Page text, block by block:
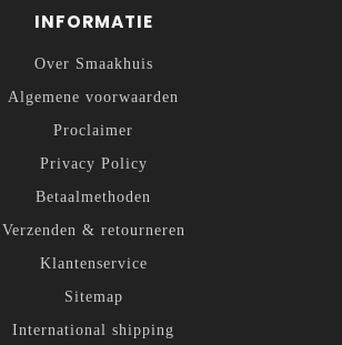
INFORMATIE
Over Smaakhuis
Algemene voorwaarden
Proclaimer
Privacy Policy
Betaalmethoden
Verzenden & retourneren
Klantenservice
Sitemap
International shipping